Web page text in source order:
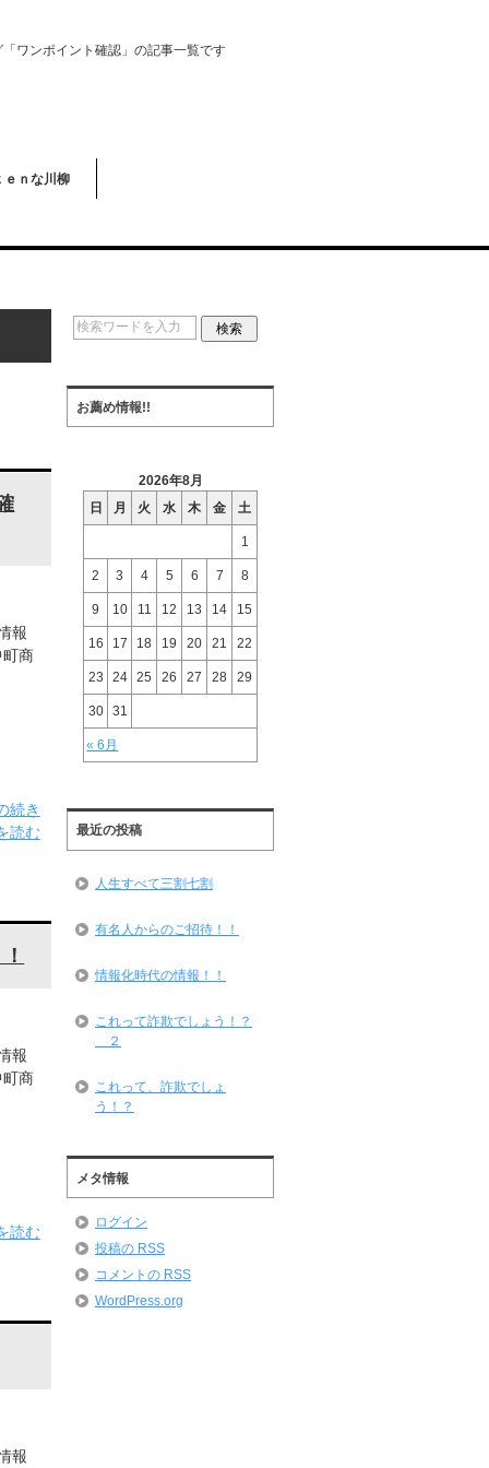
「ワンポイント確認」の記事一覧です
ｅｎな川柳
報
商
続き
読む
報
商
読む
報
お薦め情報!!
2026年8月
日
月 火 水 木 金 土
« 6月
1
2 3 4 5 6 7 8
9 10 11 12 13 14 15
16 17 18 19 20 21 22
23 24 25 26 27 28 29
30 31
最近の投稿
人生すべて三割七割
有名人からのご招待！！
情報化時代の情報！！
これって詐欺でしょう！？
＿２
これって、詐欺でしょ
う！？
メタ情報
ログイン
投稿の RSS
コメントの RSS
WordPress.org